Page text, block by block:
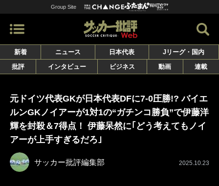
Group Site
新着 ニュース 日本代表
Jリーグ・国内
批評
インタビュー ビジネス 動画 連載
元ドイツ代表GKが日本代表DFに7-0圧勝!? バイエ
ルンGKノイアーが1対1の“ガチンコ勝負”で伊藤洋
輝を封殺＆7得点！ 伊藤呆然に｢どう考えてもノイ
アーが上手すぎるだろ｣
サッカー批評編集部 2025.10.23